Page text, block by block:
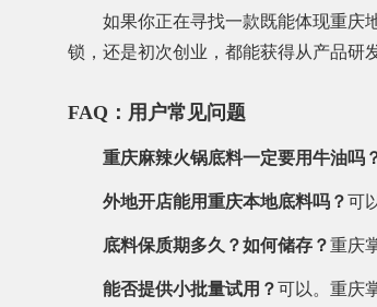
如果你正在寻找一款既能体现重庆
锁，还是初次创业，都能获得从产品研
FAQ：用户常见问题
重庆麻辣火锅底料一定要用牛油吗
外地开店能用重庆本地底料吗？可
底料保质期多久？如何储存？重庆
能否提供小批量试用？可以。重庆